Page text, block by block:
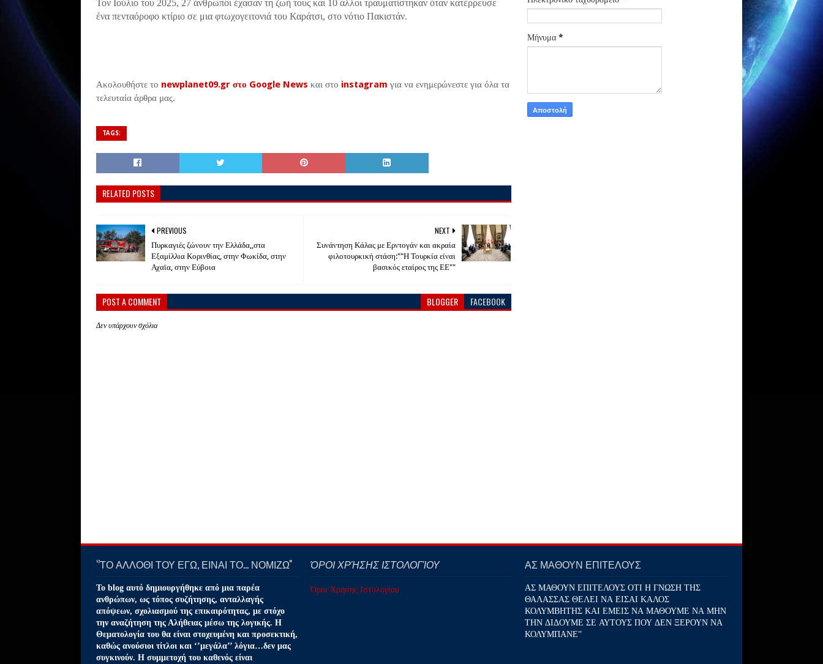
Τον Ιούλιο του 2025, 27 άνθρωποι έχασαν τη ζωή τους και 10 άλλοι τραυματίστηκαν όταν κατέρρευσε
ένα πενταόροφο κτίριο σε μια φτωχογειτονιά του Καράτσι, στο νότιο Πακιστάν.
Ακολουθήστε το newplanet09.gr στο Google News και στο instagram για να ενημερώνεστε για όλα τα
τελευταία άρθρα μας.
TAGS:
RELATED POSTS
NEXT
Συνάντηση Κάλας με Ερντογάν και ακραία
φιλοτουρκική στάση:""Η Τουρκία είναι
βασικός εταίρος της ΕΕ""
PREVIOUS
Πυρκαγιές ζώνουν την Ελλάδα,,στα
Εξαμίλλια Κορινθίας, στην Φωκίδα, στην
Αχαϊα, στην Εύβοια
POST A COMMENT BLOGGER FACEBOOK
Δεν υπάρχουν σχόλια
Μήνυμα *
‘’ΤΟ ΑΛΛΟΘΙ ΤΟΥ ΕΓΩ, ΕΙΝΑΙ ΤΟ… ΝΟΜΙΖΩ''
Το blog αυτό δημιουργήθηκε από μια παρέα
ανθρώπων, ως τόπος συζήτησης, ανταλλαγής
απόψεων, σχολιασμού της επικαιρότητας, με στόχο
την αναζήτηση της Αλήθειας μέσω της λογικής. Η
Θεματολογία του θα είναι στοχευμένη και προσεκτική,
καθώς ανούσιοι τίτλοι και ‘’μεγάλα’’ λόγια…δεν μας
συγκινούν. Η συμμετοχή του καθενός είναι
ΌΡΟΙ ΧΡΉΣΗΣ ΙΣΤΟΛΟΓΊΟΥ
Όροι Χρήσης Ιστολογίου
ΑΣ ΜΑΘΟΥΝ ΕΠΙΤΕΛΟΥΣ
ΑΣ ΜΑΘΟΥΝ ΕΠΙΤΕΛΟΥΣ ΟΤΙ Η ΓΝΩΣΗ ΤΗΣ
ΘΑΛΑΣΣΑΣ ΘΕΛΕΙ ΝΑ ΕΙΣΑΙ ΚΑΛΟΣ
ΚΟΛΥΜΒΗΤΗΣ ΚΑΙ ΕΜΕΙΣ ΝΑ ΜΑΘΟΥΜΕ ΝΑ ΜΗΝ
ΤΗΝ ΔΙΔΟΥΜΕ ΣΕ ΑΥΤΟΥΣ ΠΟΥ ΔΕΝ ΞΕΡΟΥΝ ΝΑ
ΚΟΛΥΜΠΑΝΕ''